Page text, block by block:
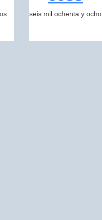
seis mil ochenta y ocho